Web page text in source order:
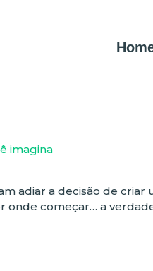
imagina
adiar a decisão de criar
começar… a